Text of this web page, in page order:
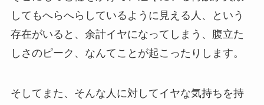
してもへらへらしているように見える人、という
存在がいると、余計イヤになってしまう、腹立た
しさのピーク、なんてことが起こったりします。
そしてまた、そんな人に対してイヤな気持ちを持